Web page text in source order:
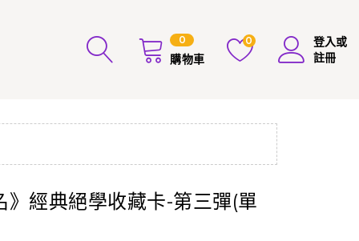
0
購物車
0
登入或
註冊
》經典絕學收藏卡-第三彈(單